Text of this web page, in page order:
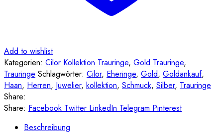
Add to wishlist
Kategorien: Cilor Kollektion Trauringe, Gold Trauringe,
Trauringe Schlagwörter: Cilor, Eheringe, Gold, Goldankauf,
Haan, Herren, Juwelier, kollektion, Schmuck, Silber, Trauringe
Share:
Share: Facebook Twitter LinkedIn Telegram Pinterest
Beschreibung